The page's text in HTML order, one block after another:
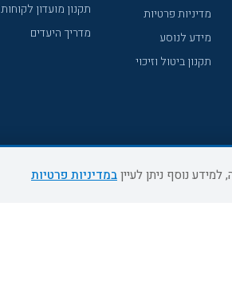
מדיניות פרטיות
מידע לנוסע
תקנון ביטול וזיכוי
תקנון מועדון לקוחות
מדריך היעדים
במדיניות פרטיות